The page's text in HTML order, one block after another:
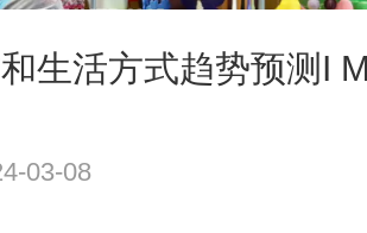
生活方式趋势预测I
03-08